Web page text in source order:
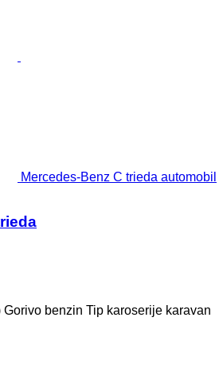
Mercedes-Benz C trieda automobil
Gorivo benzin Tip karoserije karavan